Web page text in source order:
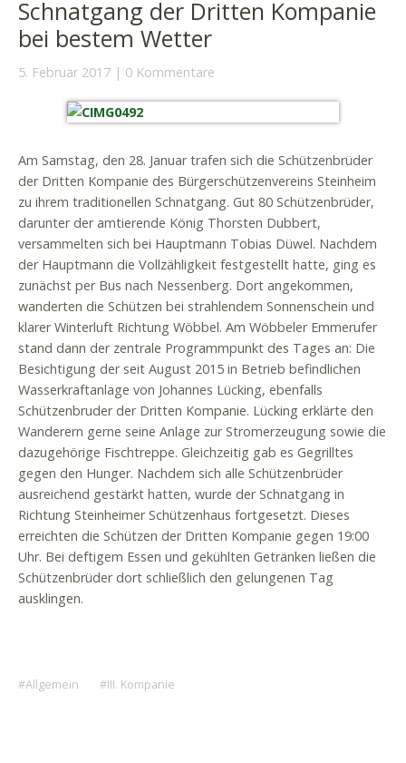
Schnatgang der Dritten Kompanie
bei bestem Wetter
5. Februar 2017 0 Kommentare
Am Samstag, den 28. Januar trafen sich die Schützenbrüder
der Dritten Kompanie des Bürgerschützenvereins Steinheim
zu ihrem traditionellen Schnatgang. Gut 80 Schützenbrüder,
darunter der amtierende König Thorsten Dubbert,
versammelten sich bei Hauptmann Tobias Düwel. Nachdem
der Hauptmann die Vollzähligkeit festgestellt hatte, ging es
zunächst per Bus nach Nessenberg. Dort angekommen,
wanderten die Schützen bei strahlendem Sonnenschein und
klarer Winterluft Richtung Wöbbel. Am Wöbbeler Emmerufer
stand dann der zentrale Programmpunkt des Tages an: Die
Besichtigung der seit August 2015 in Betrieb befindlichen
Wasserkraftanlage von Johannes Lücking, ebenfalls
Schützenbruder der Dritten Kompanie. Lücking erklärte den
Wanderern gerne seine Anlage zur Stromerzeugung sowie die
dazugehörige Fischtreppe. Gleichzeitig gab es Gegrilltes
gegen den Hunger. Nachdem sich alle Schützenbrüder
ausreichend gestärkt hatten, wurde der Schnatgang in
Richtung Steinheimer Schützenhaus fortgesetzt. Dieses
erreichten die Schützen der Dritten Kompanie gegen 19:00
Uhr. Bei deftigem Essen und gekühlten Getränken ließen die
Schützenbrüder dort schließlich den gelungenen Tag
ausklingen.
Allgemein III. Kompanie